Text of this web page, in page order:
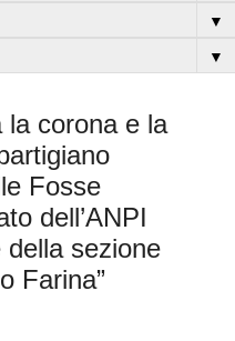
▼
▼
la corona e la
Fosse
dell’ANPI
sezione
Farina”